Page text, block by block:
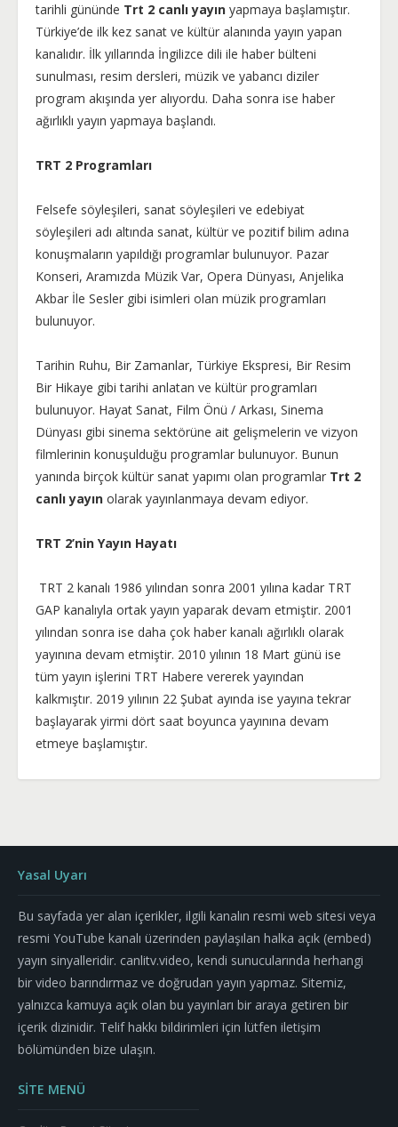
tarihli gününde Trt 2 canlı yayın yapmaya başlamıştır.
Türkiye’de ilk kez sanat ve kültür alanında yayın yapan
kanalıdır. İlk yıllarında İngilizce dili ile haber bülteni
sunulması, resim dersleri, müzik ve yabancı diziler
program akışında yer alıyordu. Daha sonra ise haber
ağırlıklı yayın yapmaya başlandı.
TRT 2 Programları
Felsefe söyleşileri, sanat söyleşileri ve edebiyat
söyleşileri adı altında sanat, kültür ve pozitif bilim adına
konuşmaların yapıldığı programlar bulunuyor. Pazar
Konseri, Aramızda Müzik Var, Opera Dünyası, Anjelika
Akbar İle Sesler gibi isimleri olan müzik programları
bulunuyor.
Tarihin Ruhu, Bir Zamanlar, Türkiye Ekspresi, Bir Resim
Bir Hikaye gibi tarihi anlatan ve kültür programları
bulunuyor. Hayat Sanat, Film Önü / Arkası, Sinema
Dünyası gibi sinema sektörüne ait gelişmelerin ve vizyon
filmlerinin konuşulduğu programlar bulunuyor. Bunun
yanında birçok kültür sanat yapımı olan programlar Trt 2
canlı yayın olarak yayınlanmaya devam ediyor.
TRT 2’nin Yayın Hayatı
TRT 2 kanalı 1986 yılından sonra 2001 yılına kadar TRT
GAP kanalıyla ortak yayın yaparak devam etmiştir. 2001
yılından sonra ise daha çok haber kanalı ağırlıklı olarak
yayınına devam etmiştir. 2010 yılının 18 Mart günü ise
tüm yayın işlerini TRT Habere vererek yayından
kalkmıştır. 2019 yılının 22 Şubat ayında ise yayına tekrar
başlayarak yirmi dört saat boyunca yayınına devam
etmeye başlamıştır.
Yasal Uyarı
Bu sayfada yer alan içerikler, ilgili kanalın resmi web sitesi veya
resmi YouTube kanalı üzerinden paylaşılan halka açık (embed)
yayın sinyalleridir. canlitv.video, kendi sunucularında herhangi
bir video barındırmaz ve doğrudan yayın yapmaz. Sitemiz,
yalnızca kamuya açık olan bu yayınları bir araya getiren bir
içerik dizinidir. Telif hakkı bildirimleri için lütfen iletişim
bölümünden bize ulaşın.
SİTE MENÜ